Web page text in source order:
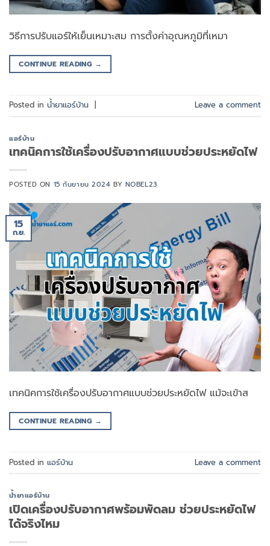
วิธีการปรับแอร์ให้เย็นเหมาะสม การตั้งค่าอุณหภูมิที่เหมา
CONTINUE READING →
Posted in น้ำยาแอร์บ้าน Leave a comment
แอร์บ้าน
เทคนิคการใช้เครื่องปรับอากาศแบบช่วยประหยัดไฟ
POSTED ON 15 กันยายน 2024 BY NOBEL23
15
ก.ย.
เทคนิคการใช้เครื่องปรับอากาศแบบช่วยประหยัดไฟ แม้จะเข้าส
CONTINUE READING →
Posted in แอร์บ้าน Leave a comment
น้ำยาแอร์บ้าน
เปิดเครื่องปรับอากาศพร้อมพัดลม ช่วยประหยัดไฟ
ได้จริงไหม